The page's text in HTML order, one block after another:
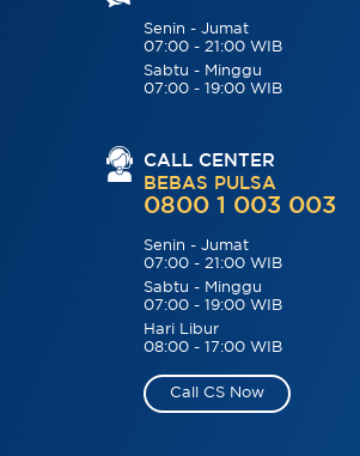
Senin - Jumat
07:00 - 21:00 WIB
Sabtu - Minggu
07:00 - 19:00 WIB
CALL CENTER
BEBAS PULSA
0800 1 003 003
Senin - Jumat
07:00 - 21:00 WIB
Sabtu - Minggu
07:00 - 19:00 WIB
Hari Libur
08:00 - 17:00 WIB
Call CS Now